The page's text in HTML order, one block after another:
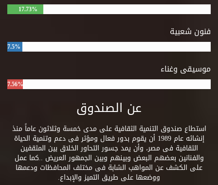
17.73%
فنون شعبية
7.5%
موسيقى وغناء
7.56%
عن الصندوق
استطاع صندوق التنمية الثقافية على مدى خمسة وثلاثون عاماً منذ
إنشائه عام 1989 أن يقوم بدور فعال ومؤثر فى دعم وتنمية الحياة
الثقافية فى مصر، وأن يمد جسور التحاور الخلاق بين المثقفين
والفنانين بعضهم البعض وبينهم وبين الجمهور العريض ..كما عمل
على الكشف عن المواهب الشابة فى مختلف المحافظات ودعمها
ووضعها على طريق التميز والإبداع.